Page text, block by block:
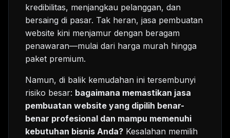
kredibilitas, menjangkau pelanggan, dan
bersaing di pasar. Tak heran, jasa pembuatan
website kini menjamur dengan beragam
penawaran—mulai dari harga murah hingga
paket premium.
Namun, di balik kemudahan ini tersembunyi
risiko besar: bagaimana memastikan jasa
pembuatan website yang dipilih benar-
benar profesional dan mampu memenuhi
kebutuhan bisnis Anda? Kesalahan memilih